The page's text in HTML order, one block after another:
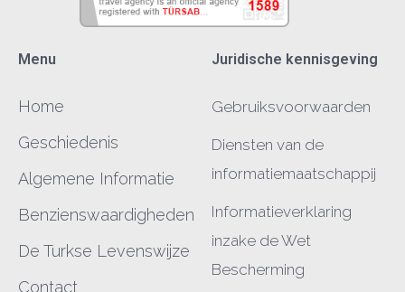
Menu
Home
Geschiedenis
Algemene Informatie
Benzienswaardigheden
De Turkse Levenswijze
Contact
Juridische kennisgeving
Gebruiksvoorwaarden
Diensten van de
informatiemaatschappij
Informatieverklaring
inzake de Wet
Bescherming